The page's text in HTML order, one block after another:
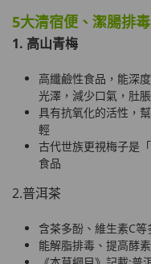
5大清宿便、潔腸排
1. 高山青梅
高纖鹼性食品，能深
光澤，減少口氣，肚
具有抗氧化的活性，
輕
古代世族更視梅子是
食品
2.普洱茶
含茶多酚、維生素C
能解脂排毒、提高酵